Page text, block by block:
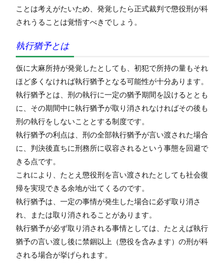
ことは考えがたいため、発覚したら正式裁判で懲役刑が科
されうることは覚悟すべきでしょう。
執行猶予とは
仮に大麻所持が発覚したとしても、初犯で所持の量もそれ
ほど多くなければ執行猶予となる可能性が十分あります。
執行猶予とは、刑の執行に一定の猶予期間を設けるととも
に、その期間中に執行猶予が取り消されなければその後も
刑の執行をしないこととする制度です。
執行猶予の利点は、刑の全部執行猶予が言い渡された場合
に、判決後直ちに刑務所に収容されるという事態を回避で
きる点です。
これにより、たとえ懲役刑を言い渡されたとしても社会復
帰を実現できる余地が出てくるのです。
執行猶予は、一定の事情が発生した場合に必ず取り消さ
れ、または取り消されることがあります。
執行猶予が必ず取り消される事情としては、たとえば執行
猶予の言い渡し後に禁錮以上（懲役を含みます）の刑が科
される場合が挙げられます。